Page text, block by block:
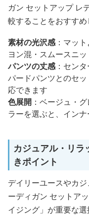
ガン セットアップ レ
較することをおすすめ
素材の光沢感：マッ
ヨン混・スムースニ
パンツの丈感：セン
パードパンツとのセ
応できます
色展開 ：ベージュ・
ラーを選ぶと、イン
カジュアル・リラ
きポイント
デイリーユースやカ
ーディガン セットア
イジング」が重要な選